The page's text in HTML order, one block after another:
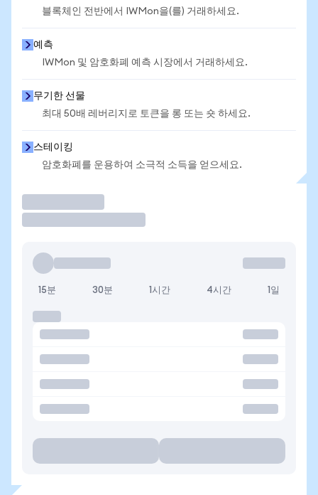
블록체인 전반에서 IWMon을(를) 거래하세요.
예측
IWMon 및 암호화폐 예측 시장에서 거래하세요.
무기한 선물
최대 50배 레버리지로 토큰을 롱 또는 숏 하세요.
스테이킹
암호화폐를 운용하여 소극적 소득을 얻으세요.
15분 30분 1시간 4시간 1일